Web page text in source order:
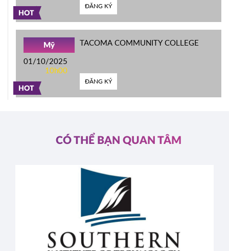
HOT
ĐĂNG KÝ
HOT
Mỹ
01/10/2025
10h00
TACOMA COMMUNITY COLLEGE
ĐĂNG KÝ
CÓ THỂ BẠN QUAN TÂM